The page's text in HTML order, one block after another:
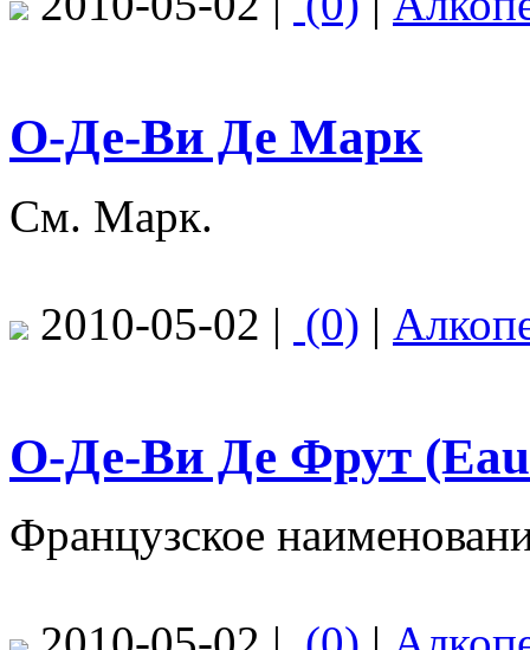
О-Де-Ви Де Марк
См. Марк.
2010-05-02 | (0) |
О-Де-Ви Де Фрут
Французское